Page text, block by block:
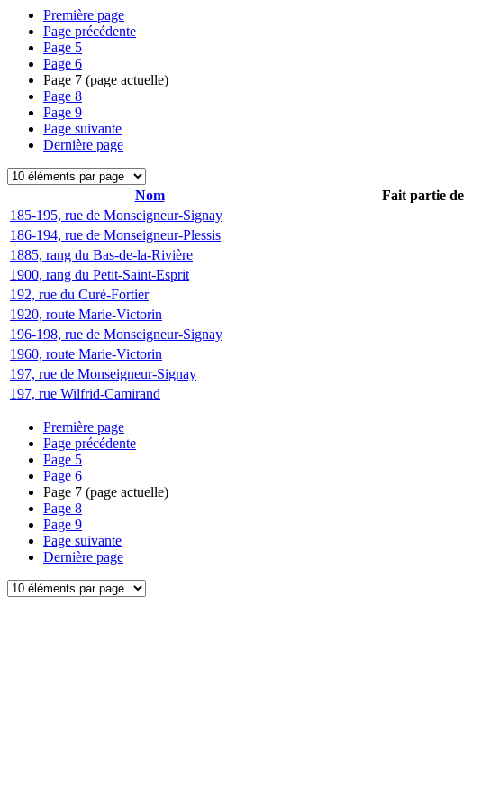
Première page
Page précédente
Page 5
Page 6
Page 7 (page actuelle)
Page 8
Page 9
Page suivante
Dernière page
Nom Fait partie de
185-195, rue de Monseigneur-Signay
186-194, rue de Monseigneur-Plessis
1885, rang du Bas-de-la-Rivière
1900, rang du Petit-Saint-Esprit
192, rue du Curé-Fortier
1920, route Marie-Victorin
196-198, rue de Monseigneur-Signay
1960, route Marie-Victorin
197, rue de Monseigneur-Signay
197, rue Wilfrid-Camirand
Première page
Page précédente
Page 5
Page 6
Page 7 (page actuelle)
Page 8
Page 9
Page suivante
Dernière page